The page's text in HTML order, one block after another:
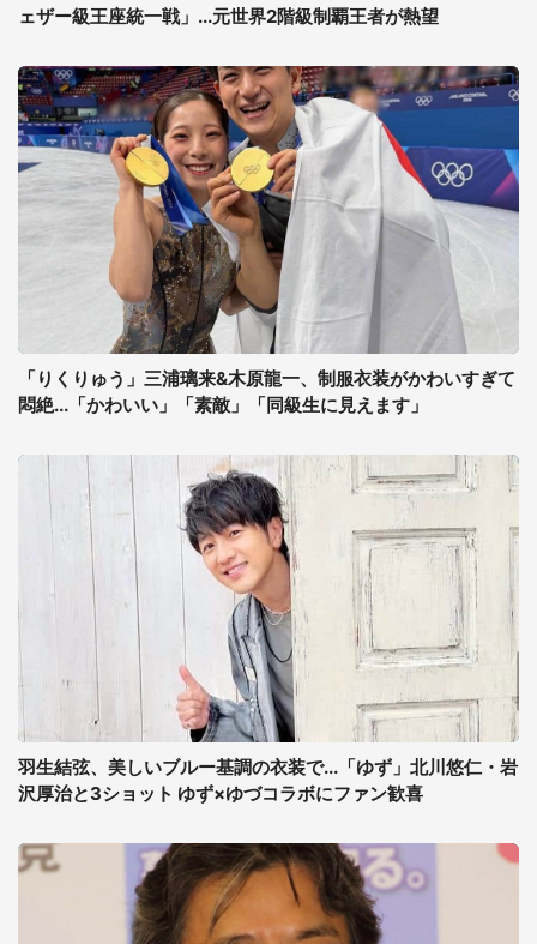
ェザー級王座統一戦」...元世界2階級制覇王者が熱望
「りくりゅう」三浦璃来&木原龍一、制服衣装がかわいすぎて
悶絶...「かわいい」「素敵」「同級生に見えます」
羽生結弦、美しいブルー基調の衣装で...「ゆず」北川悠仁・岩
沢厚治と3ショット ゆず×ゆづコラボにファン歓喜